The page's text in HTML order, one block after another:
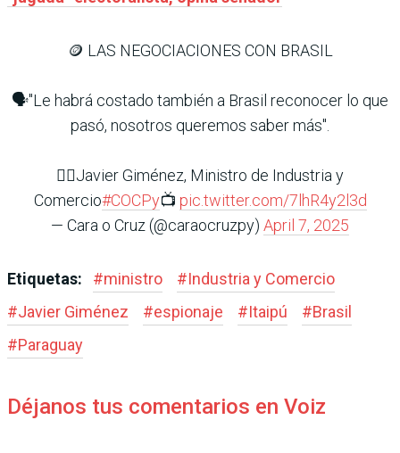
🪙 LAS NEGOCIACIONES CON BRASIL
🗣️"Le habrá costado también a Brasil reconocer lo que
pasó, nosotros queremos saber más".
👉🏽Javier Giménez, Ministro de Industria y
Comercio#COCPy📺 pic.twitter.com/7lhR4y2l3d
— Cara o Cruz (@caraocruzpy) April 7, 2025
Etiquetas: #ministro #Industria y Comercio
#Javier Giménez #espionaje #Itaipú #Brasil
#Paraguay
Déjanos tus comentarios en Voiz